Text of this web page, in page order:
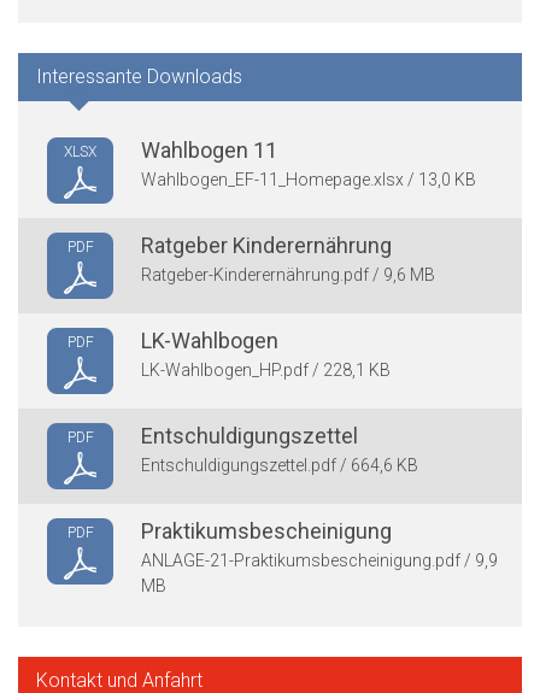
Interessante Downloads
XLSX Wahlbogen 11
Wahlbogen_EF-11_Homepage.xlsx / 13,0 KB
PDF Ratgeber Kinderernährung
Ratgeber-Kinderernährung.pdf / 9,6 MB
PDF LK-Wahlbogen
LK-Wahlbogen_HP.pdf / 228,1 KB
PDF Entschuldigungszettel
Entschuldigungszettel.pdf / 664,6 KB
PDF Praktikumsbescheinigung
ANLAGE-21-Praktikumsbescheinigung.pdf / 9,9
MB
Kontakt und Anfahrt